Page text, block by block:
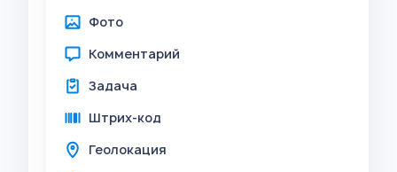
Фото
Комментарий
Задача
Штрих-код
Геолокация